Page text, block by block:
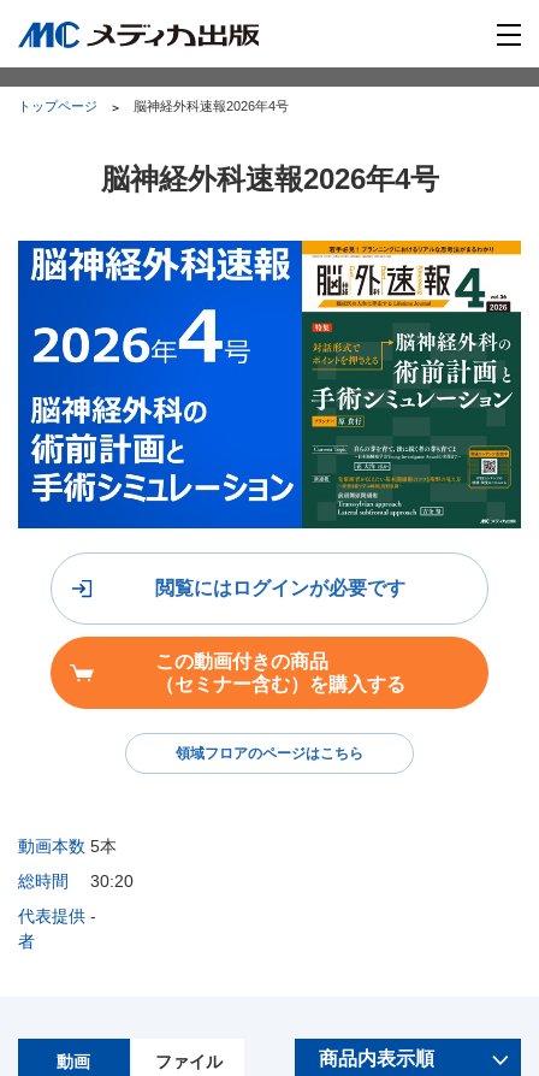
トップページ 脳神経外科速報2026年4号
脳神経外科速報2026年4号
動画本数 5本
総時間
30:20
代表提供
者
-
閲覧にはログインが必要です
この動画付きの商品
（セミナー含む）を購入する
領域フロアのページはこちら
動画 ファイル